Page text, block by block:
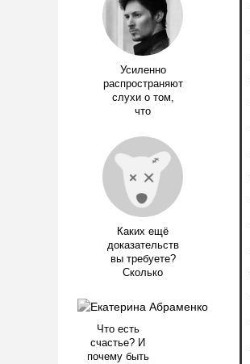
Усиленно
распространяют
слухи о том,
что
Каких ещё
доказательств
вы требуете?
Сколько
Что есть
счастье? И
почему быть